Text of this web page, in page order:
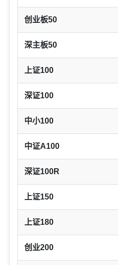
创业板50
深主板50
上证100
深证100
中小100
中证A100
深证100R
上证150
上证180
创业200